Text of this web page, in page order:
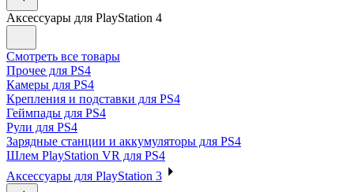
Аксессуары для PlayStation 4
Смотреть все товары
Прочее для PS4
Камеры для PS4
Крепления и подставки для PS4
Геймпады для PS4
Рули для PS4
Зарядные станции и аккумуляторы для PS4
Шлем PlayStation VR для PS4
Аксессуары для PlayStation 3